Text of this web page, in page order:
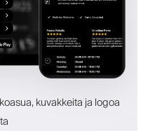
kuvakkeita ja logoa